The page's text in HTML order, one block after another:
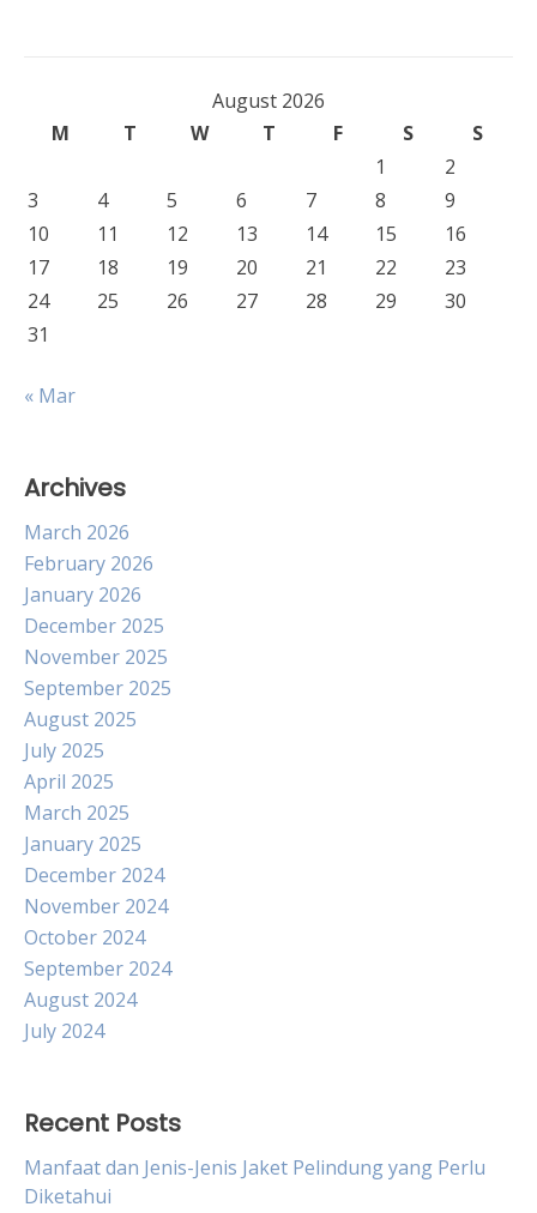
August 2026
M
T W T F S
S
1
2
3
4 5 6 7 8
9
10
11 12 13 14 15
16
17
18 19 20 21 22
23
24
25 26 27 28 29
30
31
« Mar
Archives
March 2026
February 2026
January 2026
December 2025
November 2025
September 2025
August 2025
July 2025
April 2025
March 2025
January 2025
December 2024
November 2024
October 2024
September 2024
August 2024
July 2024
Recent Posts
Manfaat dan Jenis-Jenis Jaket Pelindung yang Perlu
Diketahui